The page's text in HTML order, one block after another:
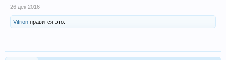
26 дек 2016
Vitrion нравится это.